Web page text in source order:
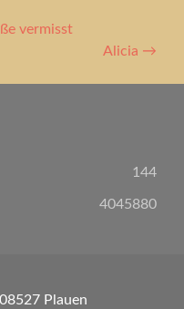
vermisst
Alicia →
144
4045880
Plauen